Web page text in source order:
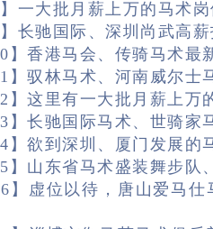
】一大批月薪上万的马术
】长驰国际、深圳尚武高
】香港马会、传骑马术最
】驭林马术、河南威尔
】这里有一大批月薪上万
】长驰国际马术、世骑
】欲到深圳、厦门发展
】山东省马术盛装舞步
】虚位以待，唐山爱马